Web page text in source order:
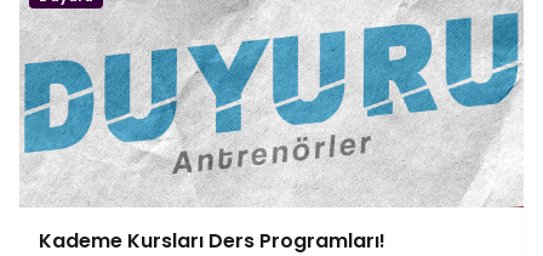
Kademe Kursları Ders Programları!